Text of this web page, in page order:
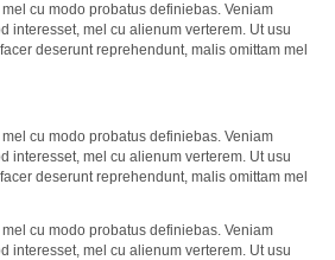
cu modo probatus definiebas. Veniam
interesset, mel cu alienum verterem. Ut usu
deserunt reprehendunt, malis omittam mel
cu modo probatus definiebas. Veniam
interesset, mel cu alienum verterem. Ut usu
deserunt reprehendunt, malis omittam mel
cu modo probatus definiebas. Veniam
interesset, mel cu alienum verterem. Ut usu